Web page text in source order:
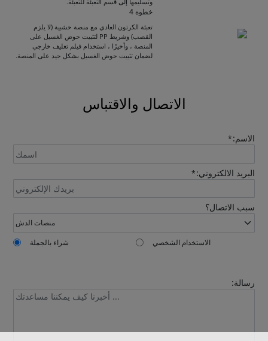
خطوة 4
تعبئة الكرتون العادي مع منصة خشبية (لا يلزم
القصب) وشريط PP لتثبيت حوض الغسيل على
المنصة ، وأخيرًا ، استخدام فيلم تغليف خارجي
لضمان تثبيت حوض الغسيل بشكل جيد على المنصة.
Get Catalogue
Please leave your contact information,the
catalogue will be sent to your mailbox
Send
الاتصال والاقتباس
الاسم:*
البريد الالكتروني:*
سبب الاتصال؟
شراء بالجملة الاستخدام الشخصي
رسالة: